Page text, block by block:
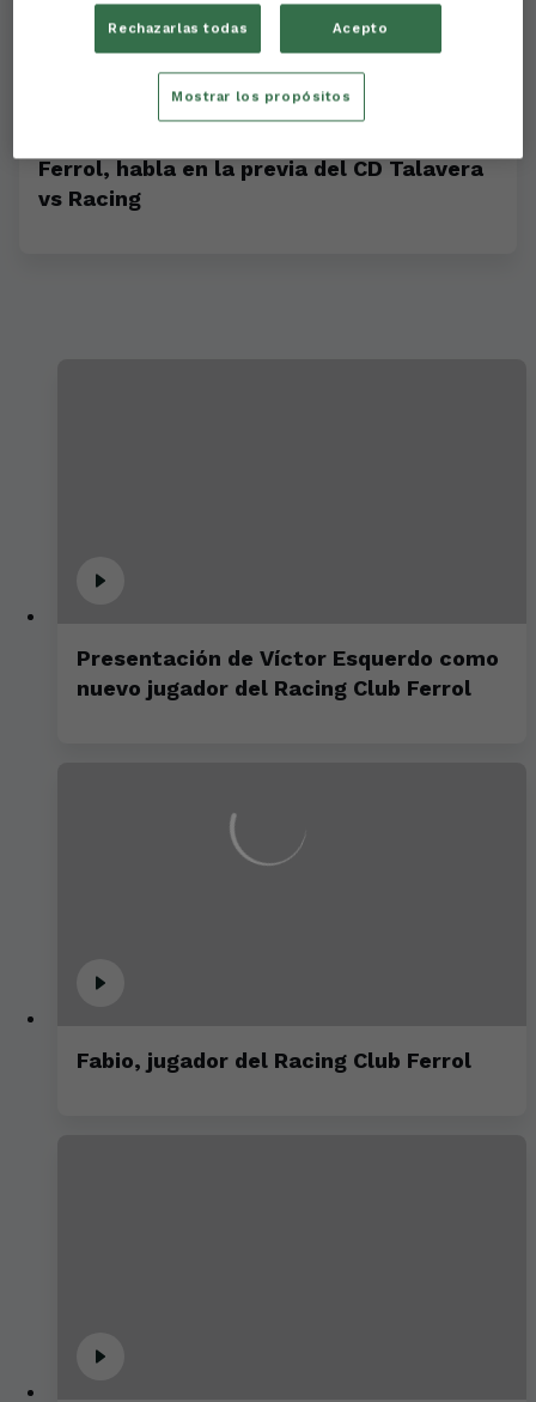
Ferrol, habla en la previa del CD Talavera
vs Racing
Presentación de Víctor Esquerdo como
nuevo jugador del Racing Club Ferrol
Fabio, jugador del Racing Club Ferrol
Rechazarlas todas Acepto
Mostrar los propósitos